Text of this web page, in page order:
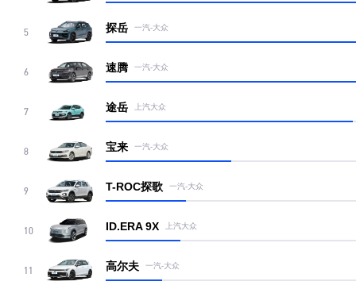
5 探岳 一汽-大众
6 速腾 一汽-大众
7 途岳 上汽大众
8 宝来 一汽-大众
9 T-ROC探歌 一汽-大众
10 ID.ERA 9X 上汽大众
11 高尔夫 一汽-大众